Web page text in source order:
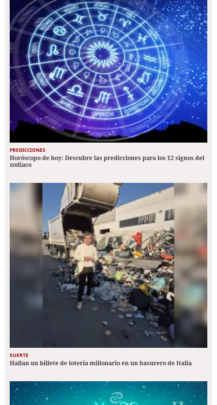
PREDICCIONES
Horóscopo de hoy: Descubre las predicciones para los 12 signos del
zodiaco
SUERTE
Hallan un billete de lotería millonario en un basurero de Italia